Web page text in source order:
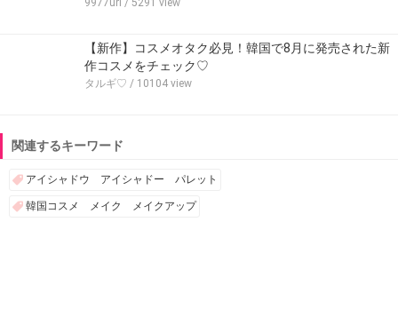
【新作】コスメオタク必見！韓国で8月に発売された新
作コスメをチェック♡
タルギ♡ / 10104 view
関連するキーワード
アイシャドウ アイシャドー パレット
韓国コスメ メイク メイクアップ